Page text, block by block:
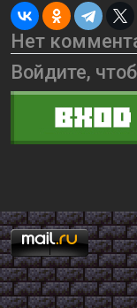
Нет
Войдите,